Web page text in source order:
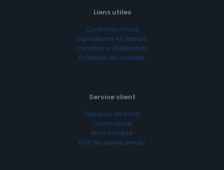
Liens utiles
Contactez-nous
Expéditions et retours
Conditions d’utilisation
Politique de cookies
Service client
Tableau de bord
Commande
Mon compte
Mot de passe perdu